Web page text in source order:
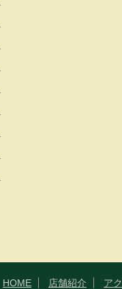
HOME 店舗紹介
ア